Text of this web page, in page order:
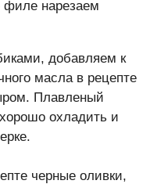
нарезаем
добавляем к
масла в рецепте
Плавленый
охладить и
черные оливки,